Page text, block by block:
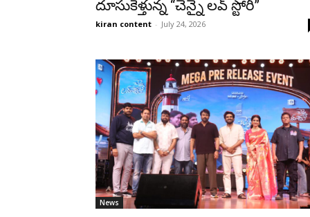
దూసుకెళ్తున్న “చెన్నై లవ్ స్టోరీ”
kiran content - July 24, 2026
News